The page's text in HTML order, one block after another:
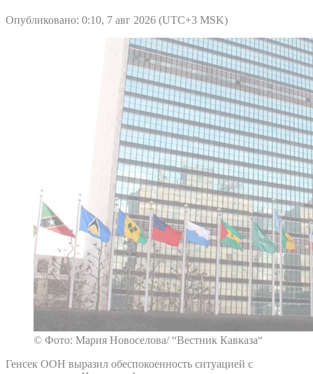
Опубликовано: 0:10, 7 авг 2026 (UTC+3 MSK)
© Фото: Мария Новоселова/ “Вестник Кавказа“
Генсек ООН выразил обеспокоенность ситуацией с